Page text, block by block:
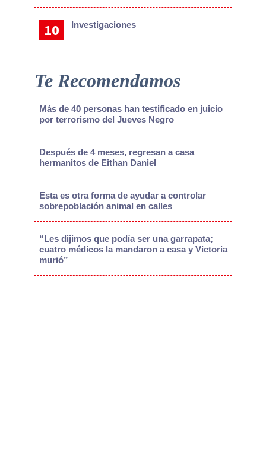
Investigaciones
Te Recomendamos
Más de 40 personas han testificado en juicio
por terrorismo del Jueves Negro
Después de 4 meses, regresan a casa
hermanitos de Eithan Daniel
Esta es otra forma de ayudar a controlar
sobrepoblación animal en calles
“Les dijimos que podía ser una garrapata;
cuatro médicos la mandaron a casa y Victoria
murió”